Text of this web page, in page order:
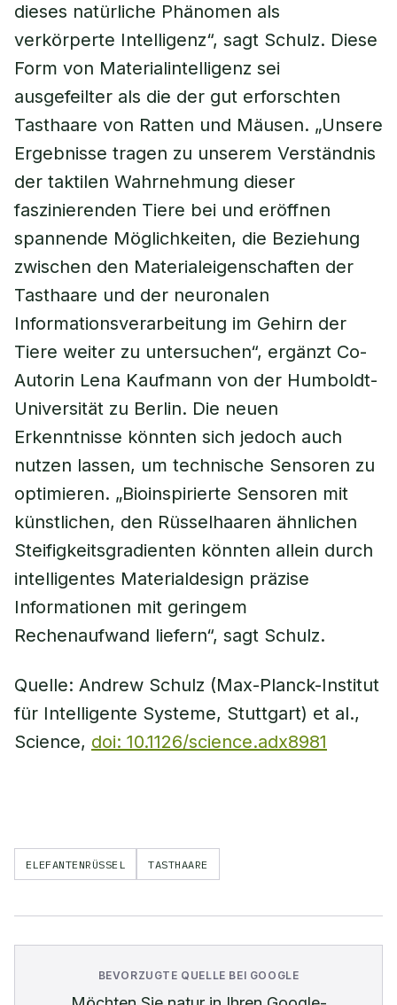
dieses natürliche Phänomen als
verkörperte Intelligenz“, sagt Schulz. Diese
Form von Materialintelligenz sei
ausgefeilter als die der gut erforschten
Tasthaare von Ratten und Mäusen. „Unsere
Ergebnisse tragen zu unserem Verständnis
der taktilen Wahrnehmung dieser
faszinierenden Tiere bei und eröffnen
spannende Möglichkeiten, die Beziehung
zwischen den Materialeigenschaften der
Tasthaare und der neuronalen
Informationsverarbeitung im Gehirn der
Tiere weiter zu untersuchen“, ergänzt Co-
Autorin Lena Kaufmann von der Humboldt-
Universität zu Berlin. Die neuen
Erkenntnisse könnten sich jedoch auch
nutzen lassen, um technische Sensoren zu
optimieren. „Bioinspirierte Sensoren mit
künstlichen, den Rüsselhaaren ähnlichen
Steifigkeitsgradienten könnten allein durch
intelligentes Materialdesign präzise
Informationen mit geringem
Rechenaufwand liefern“, sagt Schulz.
Quelle: Andrew Schulz (Max-Planck-Institut
für Intelligente Systeme, Stuttgart) et al.,
Science, doi: 10.1126/science.adx8981
ELEFANTENRÜSSEL TASTHAARE
BEVORZUGTE QUELLE BEI GOOGLE